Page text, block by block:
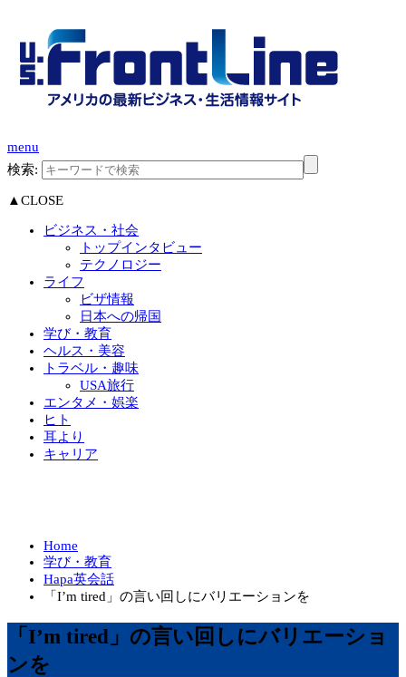
menu
検索:
▲CLOSE
ビジネス・社会
トップインタビュー
テクノロジー
ライフ
ビザ情報
日本への帰国
学び・教育
ヘルス・美容
トラベル・趣味
USA旅行
エンタメ・娯楽
ヒト
耳より
キャリア
Home
学び・教育
Hapa英会話
「I’m tired」の言い回しにバリエーションを
「I’m tired」の言い回しにバリエーショ
ンを